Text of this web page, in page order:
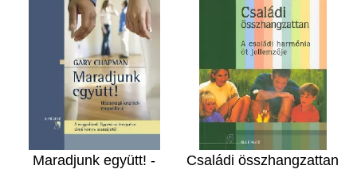
Maradjunk együtt! -
Családi összhangzattan